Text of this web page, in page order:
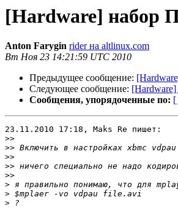
[Hardware] набор
Anton Farygin rider на altlinux.com
Вт Ноя 23 14:21:59 UTC 2010
Предыдущее сообщение:
Следующее сообщение:
Сообщения, упорядоченные по: [
23.11.2010 17:18, Maks Re пишет:
>>
>>
>>
>>
>>
>
>
>